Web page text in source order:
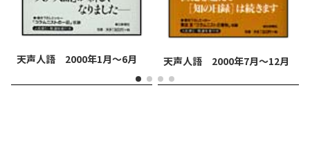
天声人語 2000年1月～6月 天声人語 2000年7月～12月